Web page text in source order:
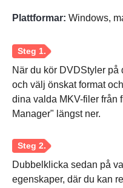
Plattformar: Windows,
När du kör DVDStyler på
och välj önskat format
dina valda MKV-filer från
Manager" längst ner.
Dubbelklicka sedan på
egenskaper, där du kan